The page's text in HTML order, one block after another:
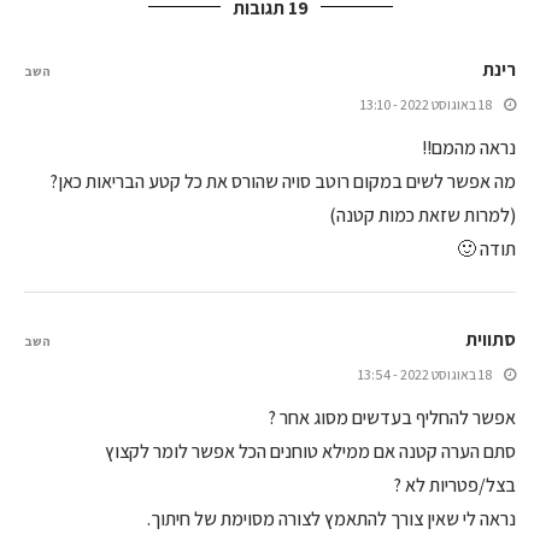
19 תגובות
רינת
18 באוגוסט 2022 - 13:10
נראה מהמם!!
מה אפשר לשים במקום רוטב סויה שהורס את כל קטע הבריאות כאן?
(למרות שזאת כמות קטנה)
תודה 🙂
השב
סתווית
18 באוגוסט 2022 - 13:54
אפשר להחליף בעדשים מסוג אחר ?
סתם הערה קטנה אם ממילא טוחנים הכל אפשר לומר לקצוץ
בצל/פטריות לא ?
נראה לי שאין צורך להתאמץ לצורה מסוימת של חיתוך.
השב